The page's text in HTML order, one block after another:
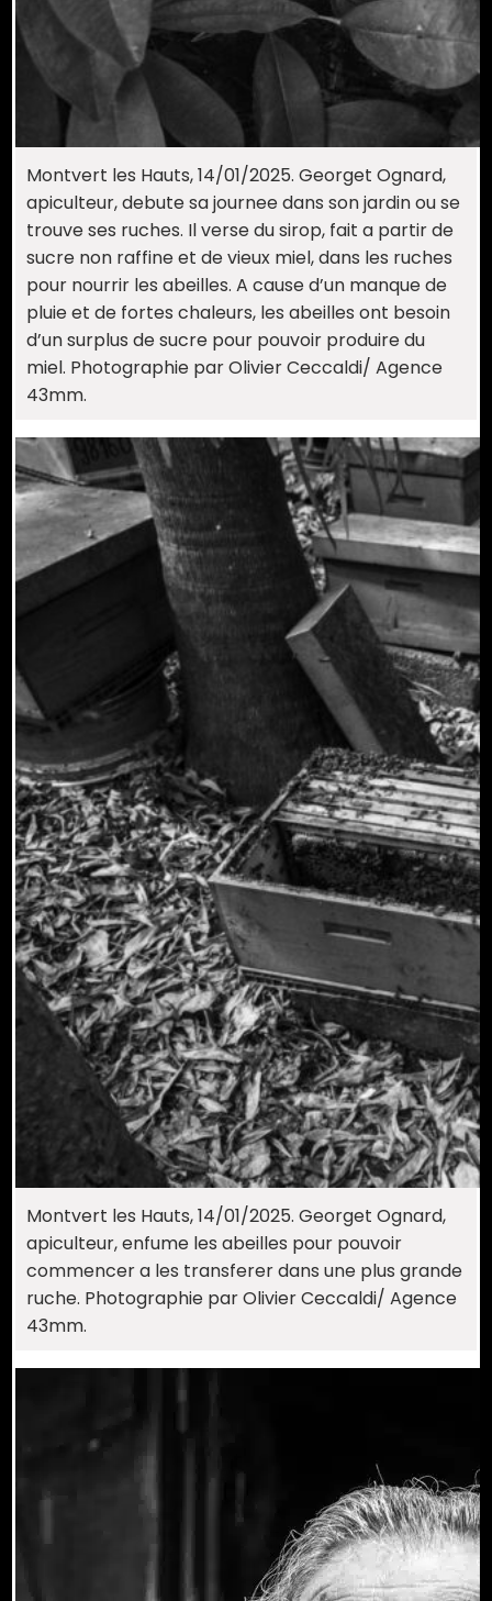
Montvert les Hauts, 14/01/2025. Georget Ognard,
apiculteur, debute sa journee dans son jardin ou se
trouve ses ruches. Il verse du sirop, fait a partir de
sucre non raffine et de vieux miel, dans les ruches
pour nourrir les abeilles. A cause d’un manque de
pluie et de fortes chaleurs, les abeilles ont besoin
d’un surplus de sucre pour pouvoir produire du
miel. Photographie par Olivier Ceccaldi/ Agence
43mm.
Montvert les Hauts, 14/01/2025. Georget Ognard,
apiculteur, enfume les abeilles pour pouvoir
commencer a les transferer dans une plus grande
ruche. Photographie par Olivier Ceccaldi/ Agence
43mm.